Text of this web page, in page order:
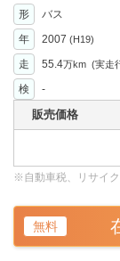
形 バス
年
2007 (H19)
走 55.4万km (実走
検
-
販売価格
※自動車税、リサイ
無料